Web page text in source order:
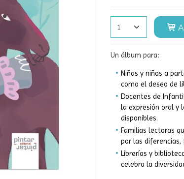
Un álbum para:
Niñas y niños a
como el deseo de
Docentes de
la expresión oral y
disponibles.
Familias lectoras
por las diferencias,
Librerías y
celebra la